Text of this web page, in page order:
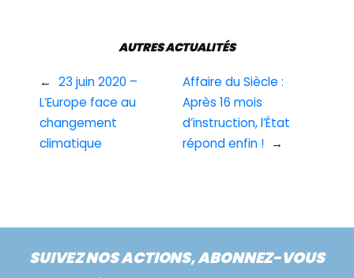
← 23 juin 2020 –
L’Europe face au
changement
climatique
AUTRES ACTUALITÉS
Affaire du Siècle :
Après 16 mois
d’instruction, l’État
répond enfin !​ →
SUIVEZ NOS ACTIONS, ABONNEZ-VOUS